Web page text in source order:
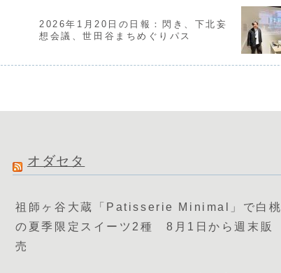
2026年1月20日の日報：閃き、下北妄
想会議、世田谷まちめぐりパス
オダセタ
祖師ヶ谷大蔵「Patisserie Minimal」で白桃
の夏季限定スイーツ2種 8月1日から週末販
売